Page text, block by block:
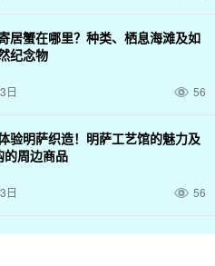
居蟹在哪里？种类、栖息海滩及如
纪念物
日 56
验明萨织造！明萨工艺馆的魅力及
的周边商品
日 56